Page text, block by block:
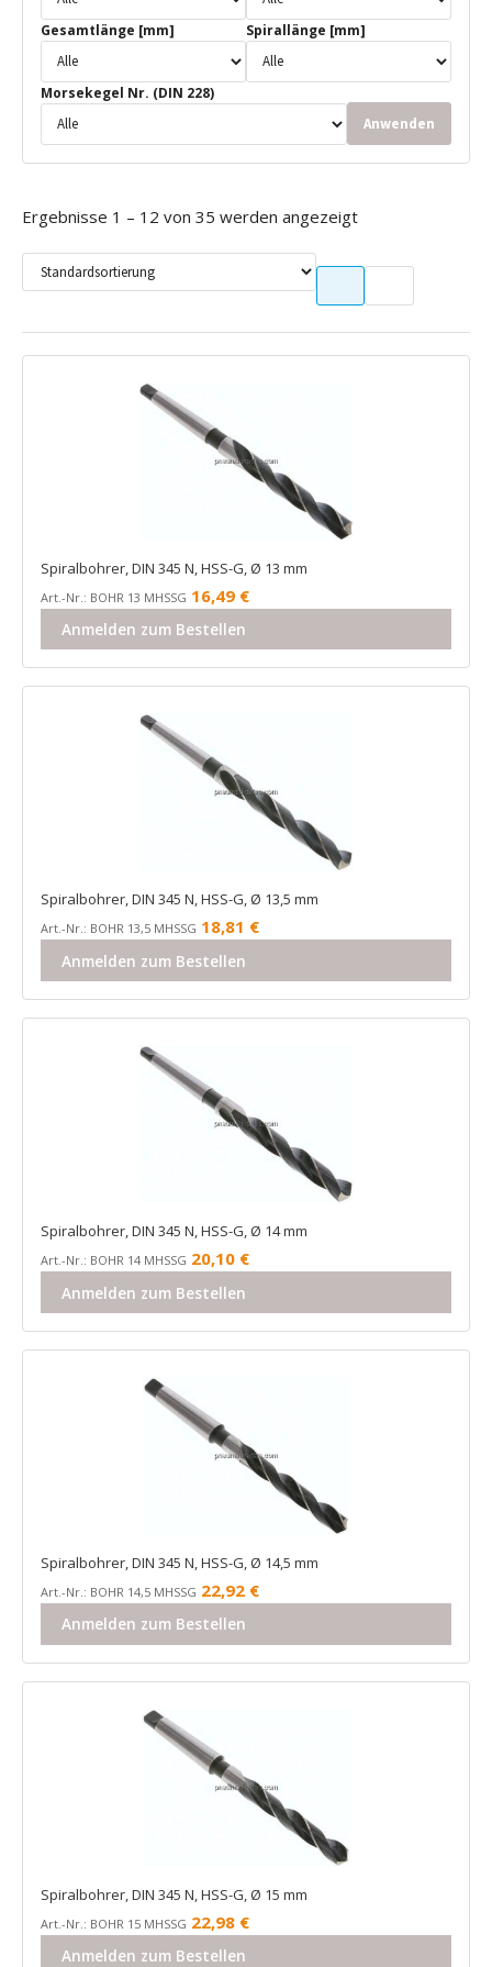
Gesamtlänge [mm] Spirallänge [mm]
Morsekegel Nr. (DIN 228)
Anwenden
Ergebnisse 1 – 12 von 35 werden angezeigt
Spiralbohrer, DIN 345 N, HSS-G, Ø 13 mm
Art.-Nr.: BOHR 13 MHSSG 16,49 €
Anmelden zum Bestellen
Spiralbohrer, DIN 345 N, HSS-G, Ø 13,5 mm
Art.-Nr.: BOHR 13,5 MHSSG 18,81 €
Anmelden zum Bestellen
Spiralbohrer, DIN 345 N, HSS-G, Ø 14 mm
Art.-Nr.: BOHR 14 MHSSG 20,10 €
Anmelden zum Bestellen
Spiralbohrer, DIN 345 N, HSS-G, Ø 14,5 mm
Art.-Nr.: BOHR 14,5 MHSSG 22,92 €
Anmelden zum Bestellen
Spiralbohrer, DIN 345 N, HSS-G, Ø 15 mm
Art.-Nr.: BOHR 15 MHSSG 22,98 €
Anmelden zum Bestellen